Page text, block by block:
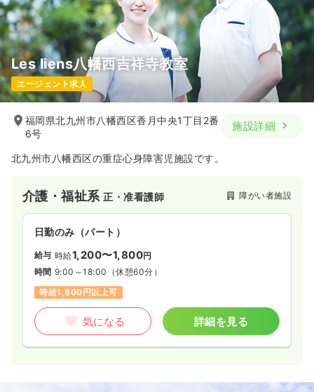
Les liens八幡西吉祥寺教室
エージェント求人
福岡県北九州市八幡西区香月中央1丁目2番
6号
施設詳細
北九州市八幡西区の重症心身障害児施設です。
介護・福祉系正・准看護師 障がい者施設
日勤のみ（パート）
給与 時給1,200〜1,800円
時間 9:00～18:00 （休憩60分）
時給1,800円以上可
気になる 詳細を見る